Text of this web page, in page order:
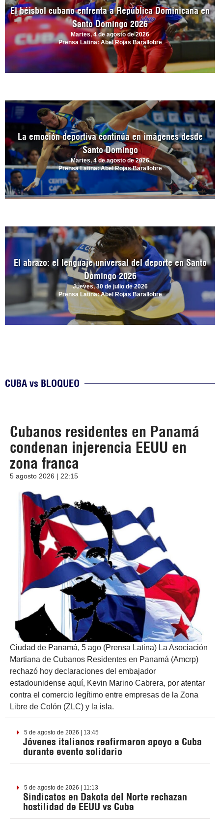
El béisbol cubano enfrenta a República Dominicana en
Santo Domingo 2026
Martes, 4 de agosto de 2026
Prensa Latina: Abel Rojas Barallobre
La emoción deportiva continúa en imágenes desde
Santo Domingo
Martes, 4 de agosto de 2026
Prensa Latina: Abel Rojas Barallobre
El abrazo: el lenguaje universal del deporte en Santo
Domingo 2026
Jueves, 30 de julio de 2026
Prensa Latina: Abel Rojas Barallobre
CUBA vs BLOQUEO
Cubanos residentes en Panamá
condenan injerencia EEUU en
zona franca
5 agosto 2026 | 22:15
Ciudad de Panamá, 5 ago (Prensa Latina) La Asociación
Martiana de Cubanos Residentes en Panamá (Amcrp)
rechazó hoy declaraciones del embajador
estadounidense aquí, Kevin Marino Cabrera, por atentar
contra el comercio legítimo entre empresas de la Zona
Libre de Colón (ZLC) y la isla.
5 de agosto de 2026 | 13:45
Jóvenes italianos reafirmaron apoyo a Cuba
durante evento solidario
5 de agosto de 2026 | 11:13
Sindicatos en Dakota del Norte rechazan
hostilidad de EEUU vs Cuba